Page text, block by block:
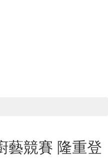
藝競賽 隆重登